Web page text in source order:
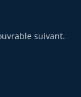
suivant.